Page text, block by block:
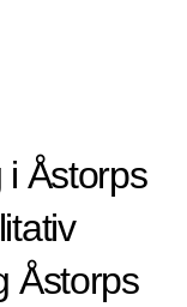
Åstorps
Åstorps